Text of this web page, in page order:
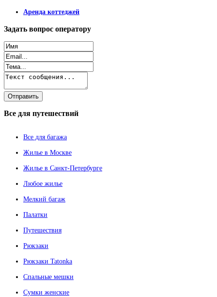
Аренда коттеджей
Задать вопрос оператору
Все для путешествий
Все для багажа
Жилье в Москве
Жилье в Санкт-Петербурге
Любое жилье
Мелкий багаж
Палатки
Путешествия
Рюкзаки
Рюкзаки Tatonka
Спальные мешки
Сумки женские